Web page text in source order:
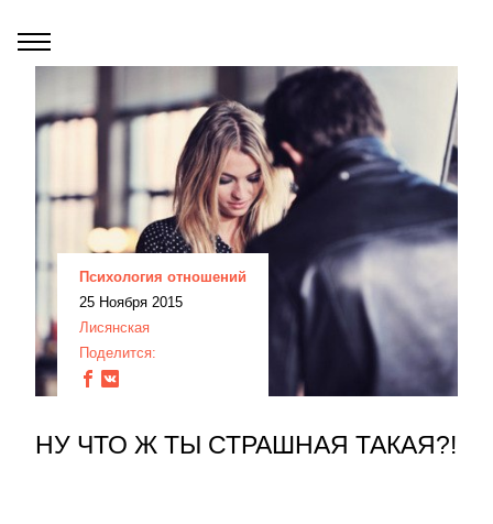
Психология отношений
25 Ноября 2015
Лисянская
Поделится:
НУ ЧТО Ж ТЫ СТРАШНАЯ ТАКАЯ?!